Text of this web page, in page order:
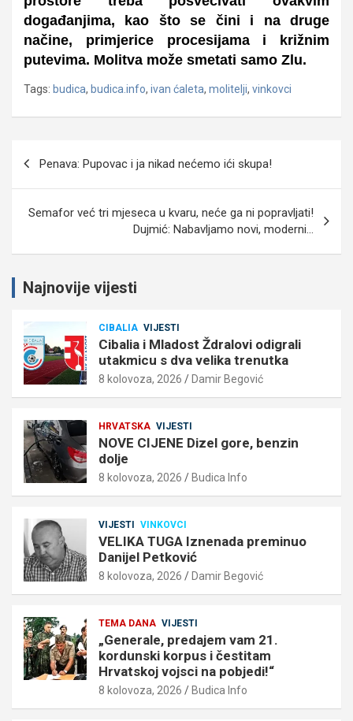
događanjima, kao što se čini i na druge
načine, primjerice procesijama i križnim
putevima. Molitva može smetati samo Zlu.
Tags: budica, budica.info, ivan ćaleta, molitelji, vinkovci
Penava: Pupovac i ja nikad nećemo ići skupa!
Semafor već tri mjeseca u kvaru, neće ga ni popravljati!
Dujmić: Nabavljamo novi, moderni…
Najnovije vijesti
CIBALIA VIJESTI
Cibalia i Mladost Ždralovi odigrali
utakmicu s dva velika trenutka
8 kolovoza, 2026 Damir Begović
HRVATSKA VIJESTI
NOVE CIJENE Dizel gore, benzin
dolje
8 kolovoza, 2026 Budica Info
VIJESTI VINKOVCI
VELIKA TUGA Iznenada preminuo
Danijel Petković
8 kolovoza, 2026 Damir Begović
TEMA DANA VIJESTI
„Generale, predajem vam 21.
kordunski korpus i čestitam
Hrvatskoj vojsci na pobjedi!“
8 kolovoza, 2026 Budica Info